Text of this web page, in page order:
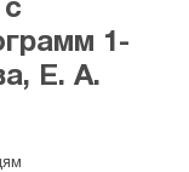
1-
Е. А.